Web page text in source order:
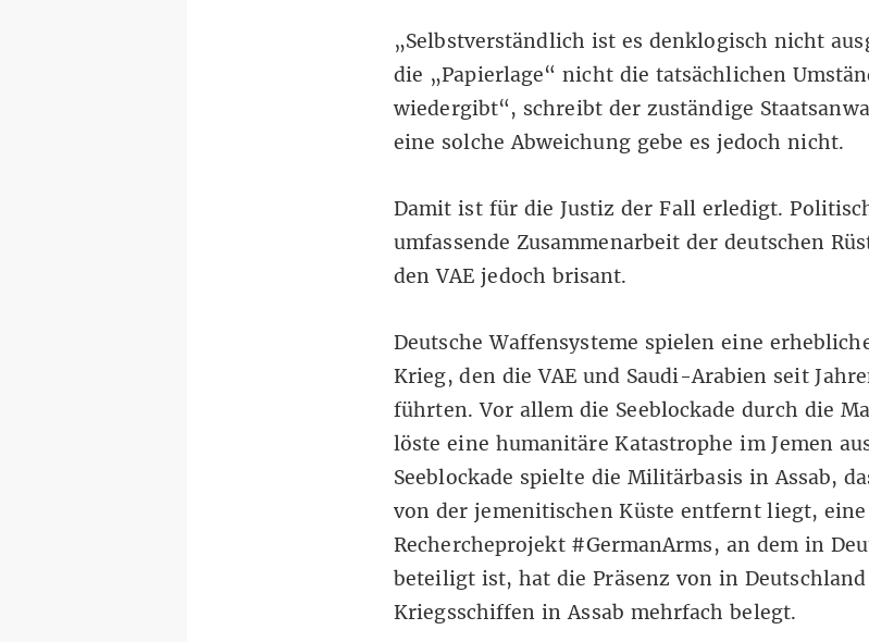
„Selbstverständlich ist es denklogisch nicht
die „Papierlage“ nicht die tatsächlichen
wiedergibt“, schreibt der zuständige
eine solche Abweichung gebe es jedoch nicht.
Damit ist für die Justiz der Fall erledigt.
umfassende Zusammenarbeit der deutschen
den VAE jedoch brisant.
Deutsche Waffensysteme spielen eine
Krieg, den die VAE und Saudi-Arabien seit
führten. Vor allem die Seeblockade durch die
löste eine humanitäre Katastrophe im Jemen
Seeblockade spielte die Militärbasis in Assab,
von der jemenitischen Küste entfernt liegt, eine
Rechercheprojekt #GermanArms, an dem in
beteiligt ist, hat die Präsenz von in
Kriegsschiffen in Assab mehrfach belegt.